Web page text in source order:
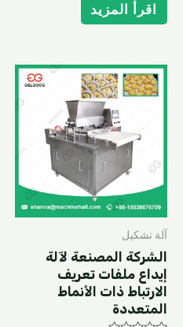
out
of
اقرأ المزيد
آلة تشكيل
الشركة المصنعة لآلة
إيداع ملفات تعريف
الارتباط ذات الأنماط
المتعددة